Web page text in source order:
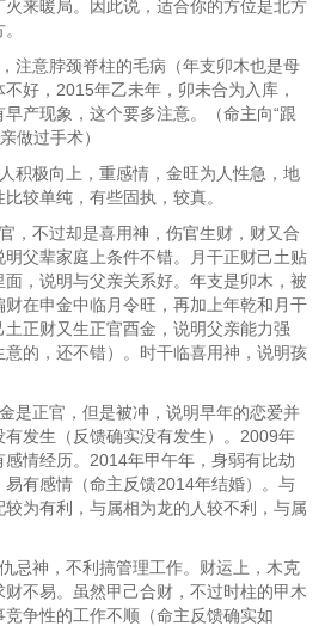
来暖局。因此说，适合你的方位是北方
注意脖颈脊柱的毛病（年支卯木也是母
好，2015年乙未年，卯未合为入库，
产现象，这个要多注意。（命主向“跟
做过手术）
积极向上，重感情，金旺为人性急，地
较单纯，有些固执，较真。
，不过却是喜用神，伤官生财，财又合
父辈家庭上条件不错。月干正财己土贴
，说明与父亲关系好。年支是卯木，被
在申金中临月令旺，再加上年乾和月干
正财又生正官酉金，说明父亲能力强
意的，还不错）。时干临喜用神，说明孩
是正官，但是被冲，说明早年的恋爱并
发生（反馈确实没有发生）。2009年
情经历。2014年甲午年，身弱有比劫
有感情（命主反馈2014年结婚）。与
为有利，与属相为龙的人较不利，与属
忌神，不利搞管理工作。财运上，木克
不易。虽然甲己合财，不过时柱的甲木
争性的工作不顺（命主反馈确实如